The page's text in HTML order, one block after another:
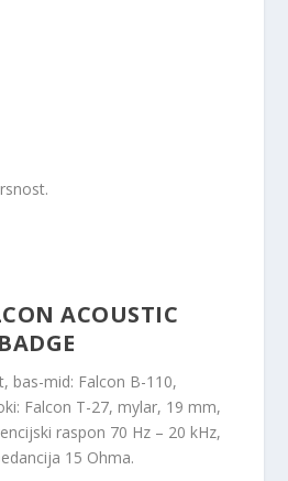
ACOUSTIC
bas-mid: Falcon B-110,
Falcon T-27, mylar, 19 mm,
raspon 70 Hz – 20 kHz,
15 Ohma.